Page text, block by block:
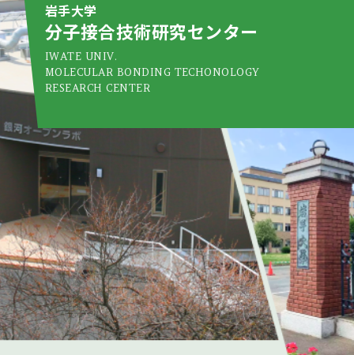
岩手大学
分子接合技術研究センター
IWATE UNIV.
MOLECULAR BONDING TECHONOLOGY
RESEARCH CENTER